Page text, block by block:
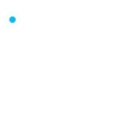
FIT MAKER MAREK